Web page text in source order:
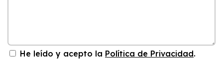
He leído y acepto la Política de Privacidad.